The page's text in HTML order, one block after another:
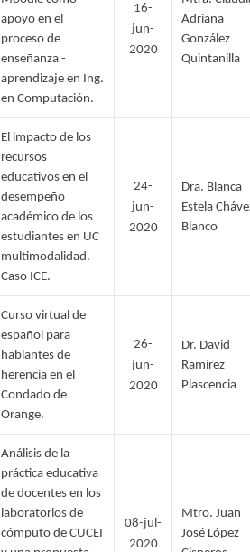
apoyo en el
proceso de
enseñanza -
aprendizaje en Ing.
en Computación.
16-
jun-
2020
Adriana
González
Quintanilla
El impacto de los
recursos
educativos en el
desempeño
académico de los
estudiantes en UC
multimodalidad.
Caso ICE.
24-
jun-
2020
Dra. Blanca
Estela
Blanco
Curso virtual de
español para
hablantes de
herencia en el
Condado de
Orange.
26-
jun-
2020
Dr. David
Ramírez
Plascencia
Análisis de la
práctica educativa
de docentes en los
laboratorios de
cómputo de CUCEI
08-jul-
2020
Mtro. Juan
José López